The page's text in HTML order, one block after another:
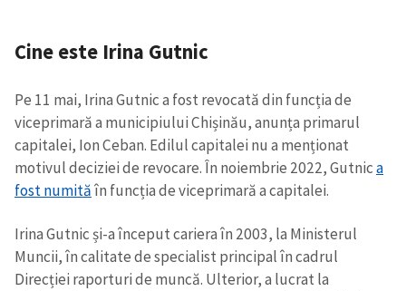
Cine este Irina Gutnic
Pe 11 mai, Irina Gutnic a fost revocată din funcția de
viceprimară a municipiului Chișinău, anunța primarul
capitalei, Ion Ceban. Edilul capitalei nu a menționat
motivul deciziei de revocare. În noiembrie 2022, Gutnica
fost numităîn funcția de viceprimară a capitalei.
Irina Gutnic și-a început cariera în 2003, la Ministerul
Muncii, în calitate de specialist principal în cadrul
Direcției raporturi de muncă. Ulterior, a lucrat la